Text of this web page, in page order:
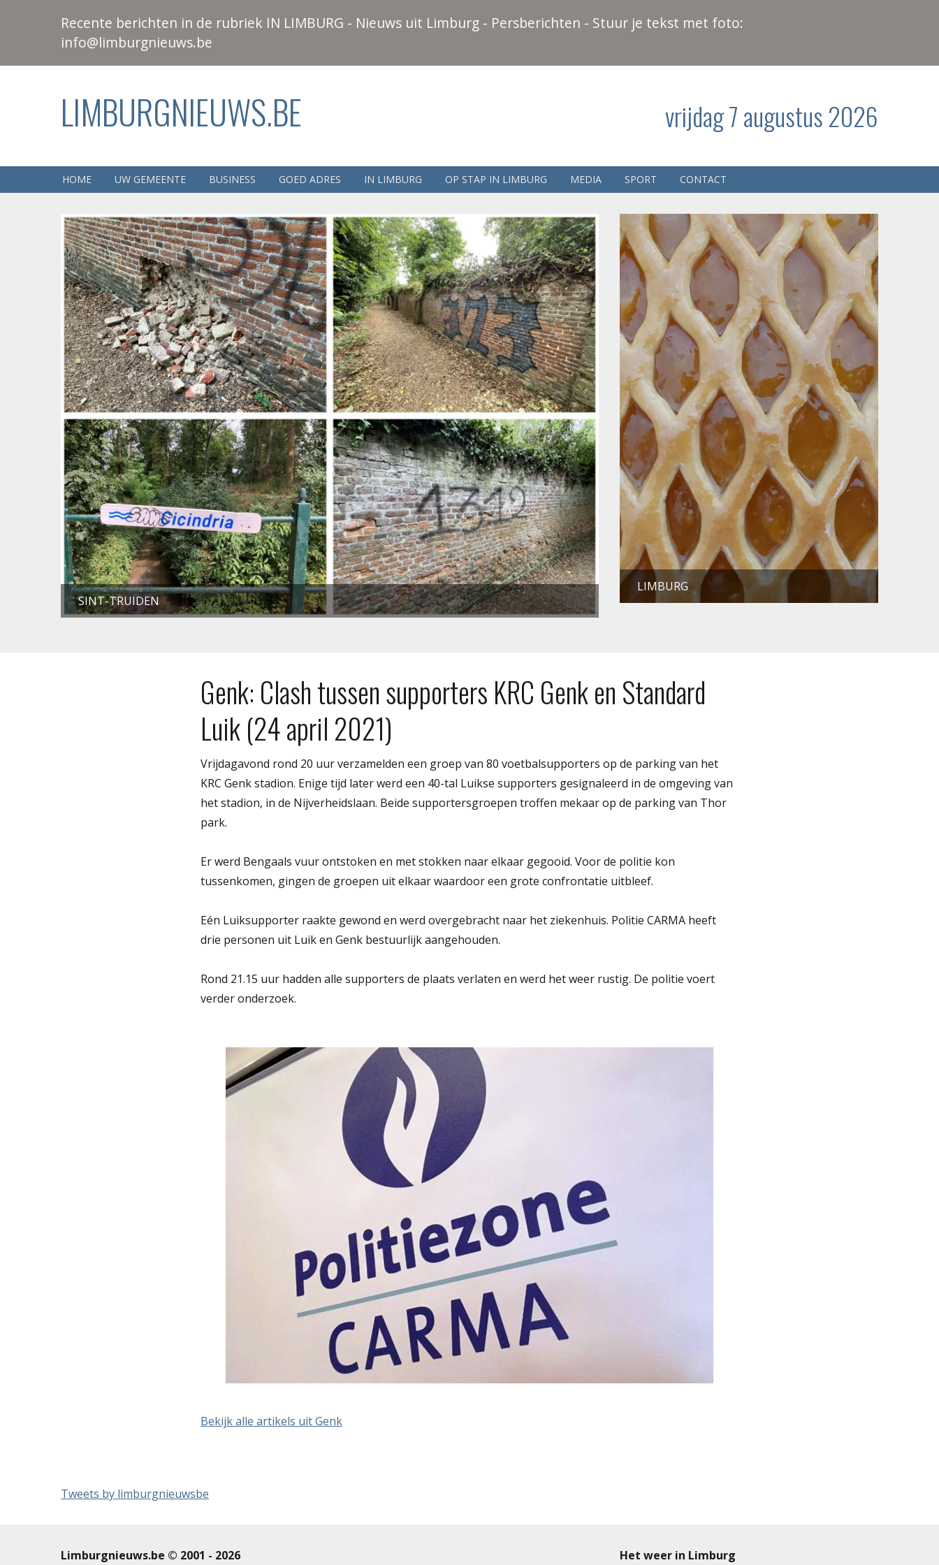
Recente berichten in de rubriek IN LIMBURG - Nieuws uit Limburg - Persberichten - Stuur je tekst met foto:
info@limburgnieuws.be
LIMBURGNIEUWS.BE vrijdag 7 augustus 2026
HOME UW GEMEENTE BUSINESS GOED ADRES IN LIMBURG OP STAP IN LIMBURG MEDIA SPORT CONTACT
SINT-TRUIDEN
LIMBURG
Genk: Clash tussen supporters KRC Genk en Standard
Luik (24 april 2021)
Vrijdagavond rond 20 uur verzamelden een groep van 80 voetbalsupporters op de parking van het
KRC Genk stadion. Enige tijd later werd een 40-tal Luikse supporters gesignaleerd in de omgeving van
het stadion, in de Nijverheidslaan. Beide supportersgroepen troffen mekaar op de parking van Thor
park.
Er werd Bengaals vuur ontstoken en met stokken naar elkaar gegooid. Voor de politie kon
tussenkomen, gingen de groepen uit elkaar waardoor een grote confrontatie uitbleef.
Eén Luiksupporter raakte gewond en werd overgebracht naar het ziekenhuis. Politie CARMA heeft
drie personen uit Luik en Genk bestuurlijk aangehouden.
Rond 21.15 uur hadden alle supporters de plaats verlaten en werd het weer rustig. De politie voert
verder onderzoek.
Bekijk alle artikels uit Genk
Tweets by limburgnieuwsbe
Limburgnieuws.be © 2001 - 2026 Het weer in Limburg